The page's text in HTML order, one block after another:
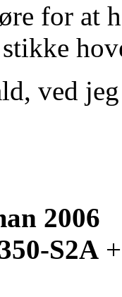
for at
ved
2006
S2A